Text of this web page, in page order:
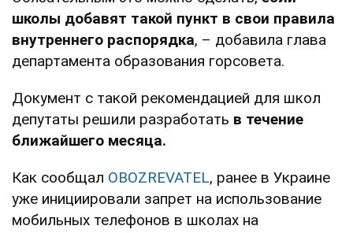
школы добавят такой пункт в свои правила
внутреннего распорядка, – добавила глава
департамента образования горсовета.
Документ с такой рекомендацией для школ
депутаты решили разработать в течение
ближайшего месяца.
Как сообщал OBOZREVATEL, ранее в Украине
уже инициировали запрет на использование
мобильных телефонов в школах на